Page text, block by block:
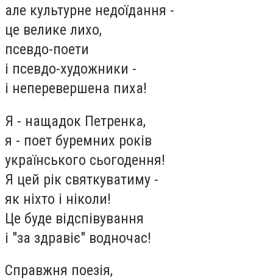
але культурне недоїдання -
це велике лихо,
псевдо-поети
і псевдо-художники -
і неперевершена пиха!
Я - нащадок Петренка,
я - поет буремних років
українського сьогодення!
Я цей рік святкуватиму -
як ніхто і ніколи!
Це буде відспівування
і "за здравіє" водночас!
Справжня поезія,